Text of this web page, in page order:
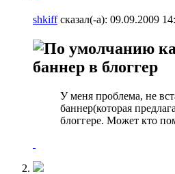
shkiffсказал(-а): 09.09.2009
баннер в блоггер
У меня проблема, не
баннер(которая
блоггере. Может кто